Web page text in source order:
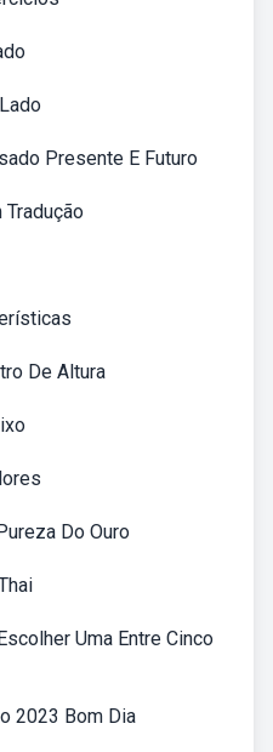
Presente E Futuro
De Altura
Do Ouro
Uma Entre Cinco
2023 Bom Dia